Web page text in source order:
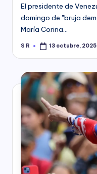
El presidente de
domingo de "bruja
María Corina…
Posted
S R 13 octubre, 2025